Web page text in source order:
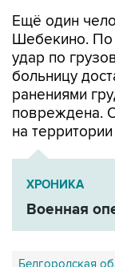
Ещё один
Шебекино. По
удар по
больницу
ранениями
повреждена.
на
ХРОНИКА
Военная
Белгородская